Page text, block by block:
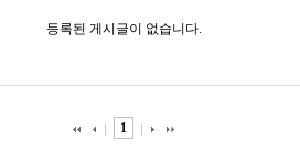
등록된 게시글이 없습니다.
1